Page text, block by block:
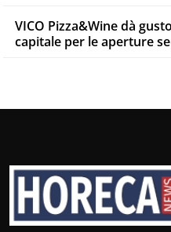
VICO Pizza&Wine dà
capitale per le aperture